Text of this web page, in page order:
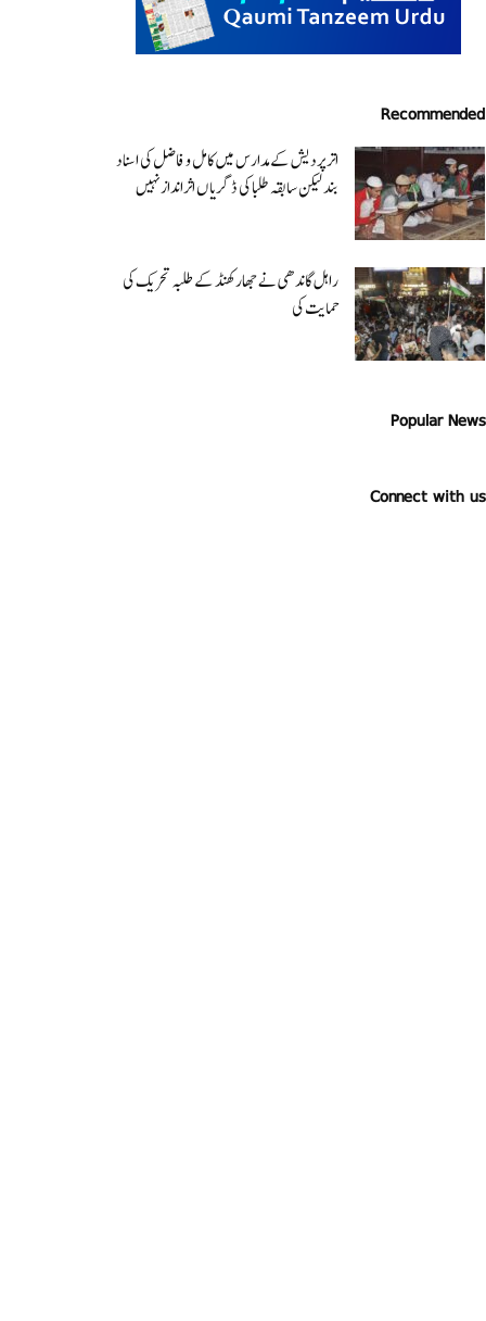
Recommended
اتر پردیش کےمدارس میں کامل و فاضل کی اسناد
بند لیکن سابقہ طلبا کی ڈگریا ں اثرانداز نہیں
راہل گاندھی نے جھارکھنڈ کے طلبہ تحریک کی
حمایت کی
Popular News
Connect with us